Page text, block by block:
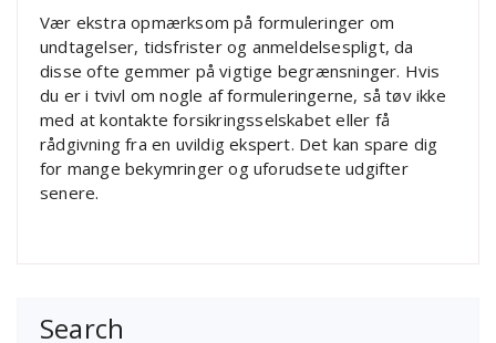
Vær ekstra opmærksom på formuleringer om
undtagelser, tidsfrister og anmeldelsespligt, da
disse ofte gemmer på vigtige begrænsninger. Hvis
du er i tvivl om nogle af formuleringerne, så tøv ikke
med at kontakte forsikringsselskabet eller få
rådgivning fra en uvildig ekspert. Det kan spare dig
for mange bekymringer og uforudsete udgifter
senere.
Search